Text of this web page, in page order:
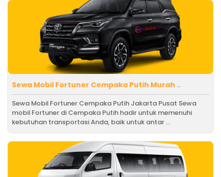
Sewa Mobil Fortuner Cempaka Putih Murah ..
Sewa Mobil Fortuner Cempaka Putih Jakarta Pusat Sewa
mobil Fortuner di Cempaka Putih hadir untuk memenuhi
kebutuhan transportasi Anda, baik untuk antar ...